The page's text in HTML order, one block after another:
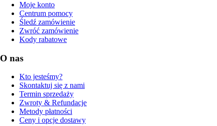
Moje konto
Centrum pomocy
Śledź zamówienie
Zwróć zamówienie
Kody rabatowe
O nas
Kto jesteśmy?
Skontaktuj się z nami
Termin sprzedaży
Zwroty & Refundacje
Metody płatności
Ceny i opcje dostawy